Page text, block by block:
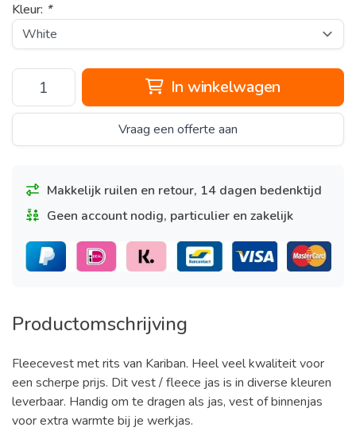
Kleur: *
In winkelwagen
Vraag een offerte aan
Makkelijk ruilen en retour, 14 dagen bedenktijd
Geen account nodig, particulier en zakelijk
Productomschrijving
Fleecevest met rits van Kariban. Heel veel kwaliteit voor
een scherpe prijs. Dit vest / fleece jas is in diverse kleuren
leverbaar. Handig om te dragen als jas, vest of binnenjas
voor extra warmte bij je werkjas.